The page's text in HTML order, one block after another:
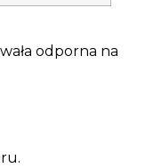
odporna na